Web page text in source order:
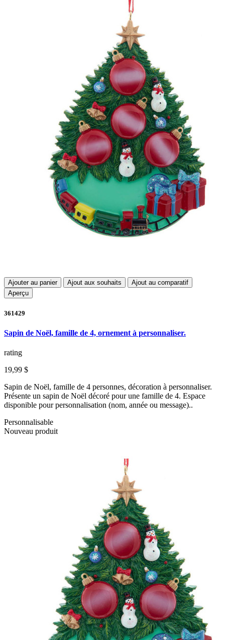
Ajouter au panier Ajout aux souhaits
Ajout au comparatif
Aperçu
361429
Sapin de Noël, famille de 4, ornement à personnaliser.
rating
19,99 $
Sapin de Noël, famille de 4 personnes, décoration à personnaliser.
Présente un sapin de Noël décoré pour une famille de 4. Espace
disponible pour personnalisation (nom, année ou message)..
Personnalisable
Nouveau produit